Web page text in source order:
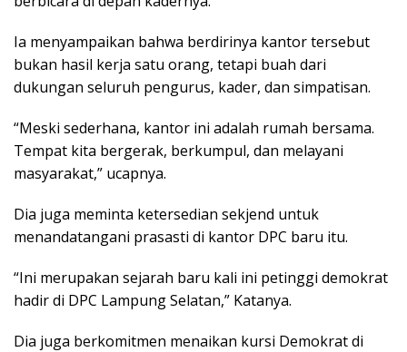
Ia menyampaikan bahwa berdirinya kantor tersebut
bukan hasil kerja satu orang, tetapi buah dari
dukungan seluruh pengurus, kader, dan simpatisan.
“Meski sederhana, kantor ini adalah rumah bersama.
Tempat kita bergerak, berkumpul, dan melayani
masyarakat,” ucapnya.
Dia juga meminta ketersedian sekjend untuk
menandatangani prasasti di kantor DPC baru itu.
“Ini merupakan sejarah baru kali ini petinggi demokrat
hadir di DPC Lampung Selatan,” Katanya.
Dia juga berkomitmen menaikan kursi Demokrat di